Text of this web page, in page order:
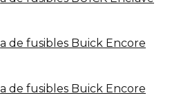
de fusibles Buick Encore
de fusibles Buick Encore